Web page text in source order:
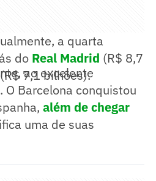
a quarta
do Real Madrid (R$ 8,7
7,1 bilhões).
ao excelente
Barcelona conquistou
além de chegar
uma de suas